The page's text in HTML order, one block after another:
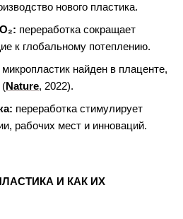
нового пластика.
переработка сокращает
к глобальному потеплению.
микропластик найден в плаценте,
(Nature, 2022).
переработка стимулирует
рабочих мест и инноваций.
И КАК ИХ